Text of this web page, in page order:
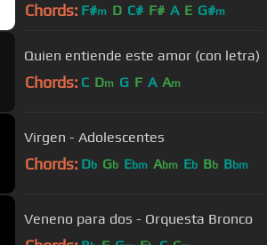
Chords: F#m D C# F# A E G#m
Quien entiende este amor (con letra)
Chords: C Dm G F A Am
Virgen - Adolescentes
Chords: Db Gb Ebm Abm Eb Bb Bbm
Veneno para dos - Orquesta Bronco